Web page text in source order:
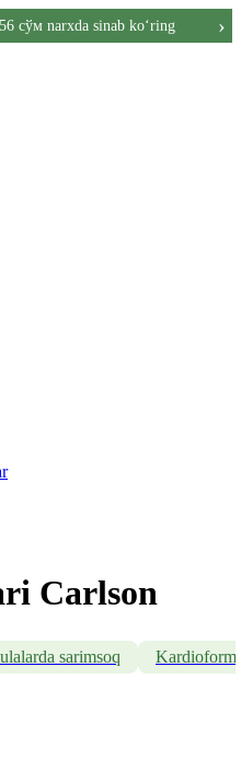
сўм narxda sinab ko‘ring ›
Carlson
sarimsoq